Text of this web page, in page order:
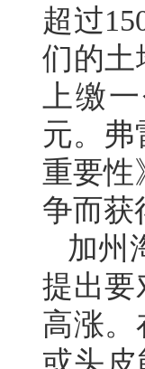
超过
们的土
上缴
元。弗
重要性
争而获
加州
提出要
高涨。
或头